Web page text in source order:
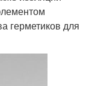
герметиков для